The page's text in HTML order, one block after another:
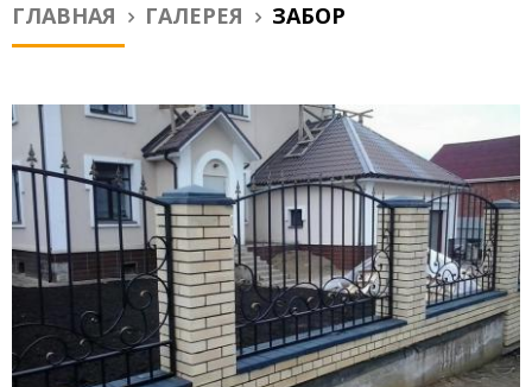
Вы здесь
ГЛАВНАЯ ГАЛЕРЕЯ ЗАБОР